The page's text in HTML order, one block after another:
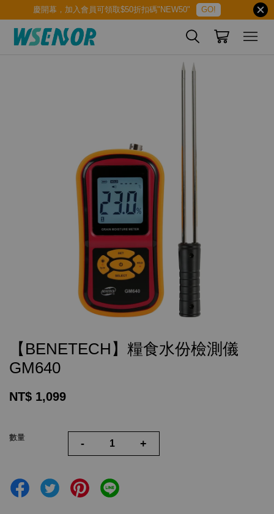
慶開幕，加入會員可領取$50折扣碼"NEW50" GO!
【BENETECH】糧食水份檢測儀
GM640
NT$ 1,099
數量
- +